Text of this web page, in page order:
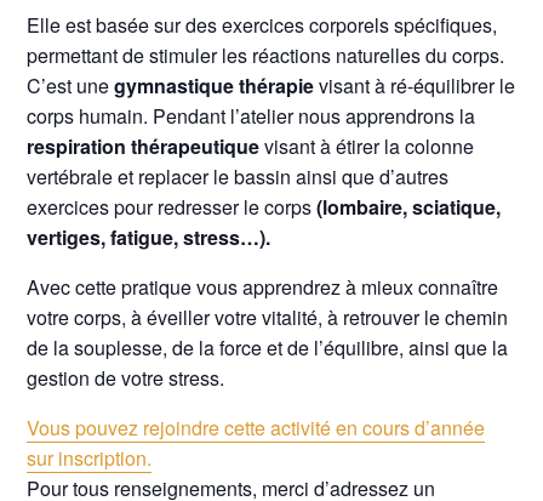
Elle est basée sur des exercices corporels spécifiques,
permettant de stimuler les réactions naturelles du corps.
C’est unegymnastique thérapievisant à ré-équilibrer le
corps humain. Pendant l’atelier nous apprendrons la
respiration thérapeutiquevisant à étirer la colonne
vertébrale et replacer le bassin ainsi que d’autres
exercices pour redresser le corps(lombaire, sciatique,
vertiges, fatigue, stress…).
Avec cette pratique vous apprendrez à mieux connaître
votre corps, à éveiller votre vitalité, à retrouver le chemin
de la souplesse, de la force et de l’équilibre, ainsi que la
gestion de votre stress.
Vous pouvez rejoindre cette activité en cours d’année
sur inscription.
Pour tous renseignements, merci d’adressez un